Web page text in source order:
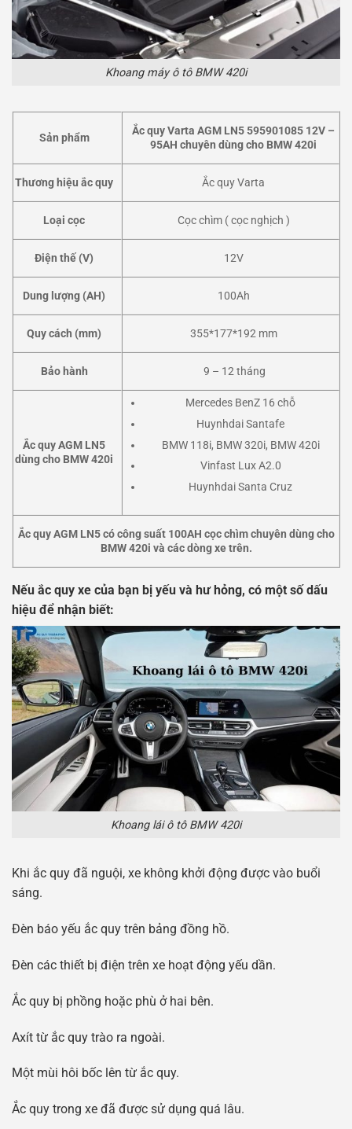
Khoang máy ô tô BMW 420i
Sản phẩm
Ắc quy Varta AGM LN5 595901085 12V –
95AH chuyên dùng cho BMW 420i
Thương hiệu ắc quy Ắc quy Varta
Loại cọc Cọc chìm ( cọc nghịch )
Điện thế (V) 12V
Dung lượng (AH) 100Ah
Quy cách (mm) 355*177*192 mm
Bảo hành 9 – 12 tháng
Ắc quy AGM LN5
dùng cho BMW 420i
Mercedes BenZ 16 chỗ
Huynhdai Santafe
BMW 118i, BMW 320i, BMW 420i
Vinfast Lux A2.0
Huynhdai Santa Cruz
Ắc quy AGM LN5 có công suất 100AH cọc chìm chuyên dùng cho
BMW 420i và các dòng xe trên.
Nếu ắc quy xe của bạn bị yếu và hư hỏng, có một số dấu
hiệu để nhận biết:
Khoang lái ô tô BMW 420i
Khi ắc quy đã nguội, xe không khởi động được vào buổi
sáng.
Đèn báo yếu ắc quy trên bảng đồng hồ.
Đèn các thiết bị điện trên xe hoạt động yếu dần.
Ắc quy bị phồng hoặc phù ở hai bên.
Axít từ ắc quy trào ra ngoài.
Một mùi hôi bốc lên từ ắc quy.
Ắc quy trong xe đã được sử dụng quá lâu.